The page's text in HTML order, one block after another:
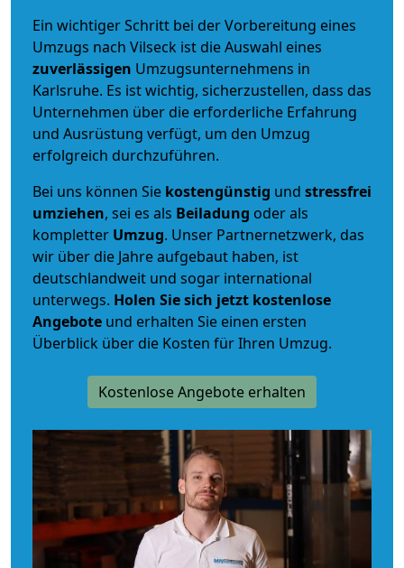
Ein wichtiger Schritt bei der Vorbereitung eines
Umzugs nach Vilseck ist die Auswahl eines
zuverlässigen Umzugsunternehmens in
Karlsruhe. Es ist wichtig, sicherzustellen, dass das
Unternehmen über die erforderliche Erfahrung
und Ausrüstung verfügt, um den Umzug
erfolgreich durchzuführen.
Bei uns können Sie kostengünstig und stressfrei
umziehen, sei es als Beiladung oder als
kompletter Umzug. Unser Partnernetzwerk, das
wir über die Jahre aufgebaut haben, ist
deutschlandweit und sogar international
unterwegs. Holen Sie sich jetzt kostenlose
Angebote und erhalten Sie einen ersten
Überblick über die Kosten für Ihren Umzug.
Kostenlose Angebote erhalten